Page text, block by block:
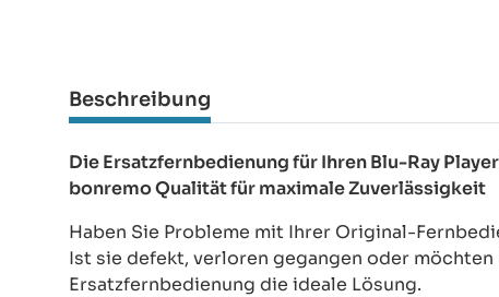
Beschreibung
Die Ersatzfernbedienung für Ihren Blu-Ray
bonremo Qualität für maximale Zuverlässigkeit
Haben Sie Probleme mit Ihrer Original-
Ist sie defekt, verloren gegangen oder
Ersatzfernbedienung die ideale Lösung.